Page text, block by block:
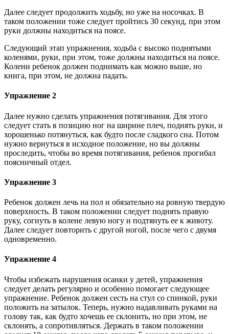
Далее следует продолжить ходьбу, но уже на носочках. В
таком положении тоже следует пройтись 30 секунд, при этом
руки должны находиться на поясе.
Следующий этап упражнения, ходьба с высоко поднятыми
коленями, руки, при этом, тоже должны находиться на поясе.
Колени ребенок должен поднимать как можно выше, но
книга, при этом, не должна падать.
Упражнение 2
Далее нужно сделать упражнения потягивания. Для этого
следует стать в позицию ног на ширине плеч, поднять руки, и
хорошенько потянуться, как будто после сладкого сна. Потом
нужно вернуться в исходное положение, но вы должны
проследить, чтобы во время потягивания, ребенок прогибал
поясничный отдел.
Упражнение 3
Ребенок должен лечь на пол и обязательно на ровную твердую
поверхность. В таком положении следует поднять правую
руку, согнуть в колене левую ногу и подтянуть ее к животу.
Далее следует повторить с другой ногой, после чего с двумя
одновременно.
Упражнение 4
Чтобы избежать нарушения осанки у детей, упражнения
следует делать регулярно и особенно помогает следующее
упражнение. Ребенок должен сесть на стул со спинкой, руки
положить на затылок. Теперь, нужно надавливать руками на
голову так, как будто хочешь ее склонить, но при этом, не
склонять, а сопротивляться. Держать в таком положении